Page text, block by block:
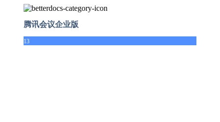
腾讯会议企业版
13